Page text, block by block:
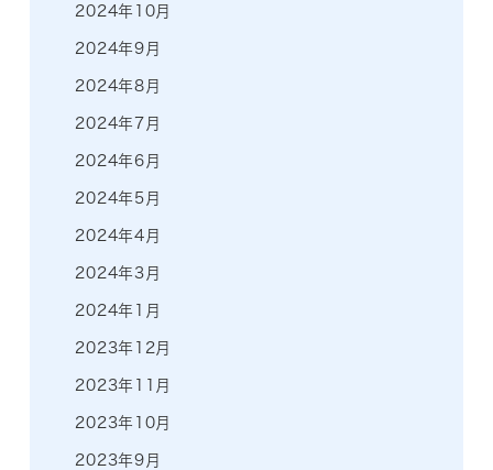
2024年10月
2024年9月
2024年8月
2024年7月
2024年6月
2024年5月
2024年4月
2024年3月
2024年1月
2023年12月
2023年11月
2023年10月
2023年9月